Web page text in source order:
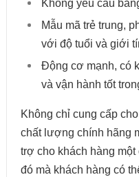
Không yêu cầu
Mẫu mã trẻ trung,
với độ tuổi và giới
Động cơ mạnh, có
và vận hành tốt
Không chỉ cung cấp
chất lượng chính hãng
trợ cho khách hàng
đó mà khách hàng có